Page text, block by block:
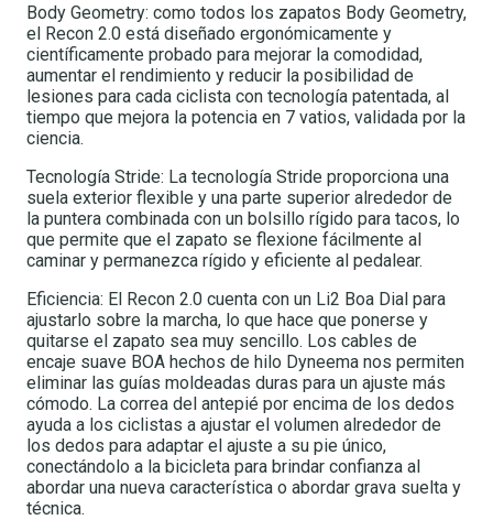
Body Geometry: como todos los zapatos Body Geometry,
el Recon 2.0 está diseñado ergonómicamente y
científicamente probado para mejorar la comodidad,
aumentar el rendimiento y reducir la posibilidad de
lesiones para cada ciclista con tecnología patentada, al
tiempo que mejora la potencia en 7 vatios, validada por la
ciencia.
Tecnología Stride: La tecnología Stride proporciona una
suela exterior flexible y una parte superior alrededor de
la puntera combinada con un bolsillo rígido para tacos, lo
que permite que el zapato se flexione fácilmente al
caminar y permanezca rígido y eficiente al pedalear.
Eficiencia: El Recon 2.0 cuenta con un Li2 Boa Dial para
ajustarlo sobre la marcha, lo que hace que ponerse y
quitarse el zapato sea muy sencillo. Los cables de
encaje suave BOA hechos de hilo Dyneema nos permiten
eliminar las guías moldeadas duras para un ajuste más
cómodo. La correa del antepié por encima de los dedos
ayuda a los ciclistas a ajustar el volumen alrededor de
los dedos para adaptar el ajuste a su pie único,
conectándolo a la bicicleta para brindar confianza al
abordar una nueva característica o abordar grava suelta y
técnica.